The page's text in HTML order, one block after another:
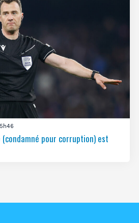
(condamné pour corruption) est